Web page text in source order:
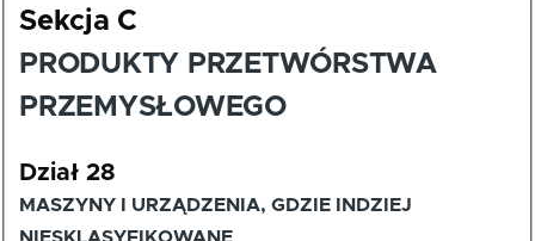
Sekcja C
PRODUKTY PRZETWÓRSTWA
PRZEMYSŁOWEGO
Dział 28
MASZYNY I URZĄDZENIA, GDZIE INDZIEJ
NIESKLASYFIKOWANE